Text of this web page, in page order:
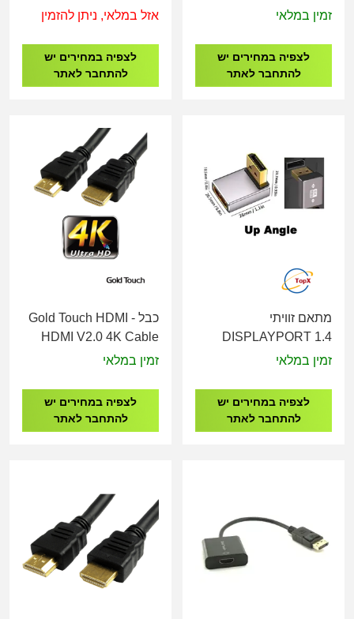
Cable M/M - 1.8M
זמין במלאי
לצפיה במחירים יש
להתחבר לאתר
M/M - 10M
אזל במלאי, ניתן להזמין
לצפיה במחירים יש
להתחבר לאתר
מתאם זוויתי
DISPLAYPORT 1.4
זמין במלאי
לצפיה במחירים יש
להתחבר לאתר
כבל Gold Touch HDMI -
HDMI V2.0 4K Cable
M/M - 5M
זמין במלאי
לצפיה במחירים יש
להתחבר לאתר